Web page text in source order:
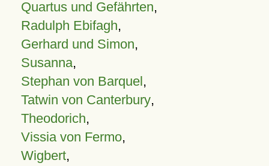
Quartus und Gefährten,
Radulph Ebifagh,
Gerhard und Simon,
Susanna,
Stephan von Barquel,
Tatwin von Canterbury,
Theodorich,
Vissia von Fermo,
Wigbert,